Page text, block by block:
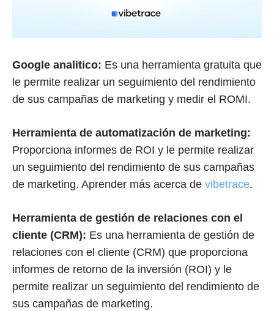
Google analitico: Es una herramienta gratuita que
le permite realizar un seguimiento del rendimiento
de sus campañas de marketing y medir el ROMI.
Herramienta de automatización de marketing:
Proporciona informes de ROI y le permite realizar
un seguimiento del rendimiento de sus campañas
de marketing. Aprender más acerca de vibetrace.
Herramienta de gestión de relaciones con el
cliente (CRM): Es una herramienta de gestión de
relaciones con el cliente (CRM) que proporciona
informes de retorno de la inversión (ROI) y le
permite realizar un seguimiento del rendimiento de
sus campañas de marketing.